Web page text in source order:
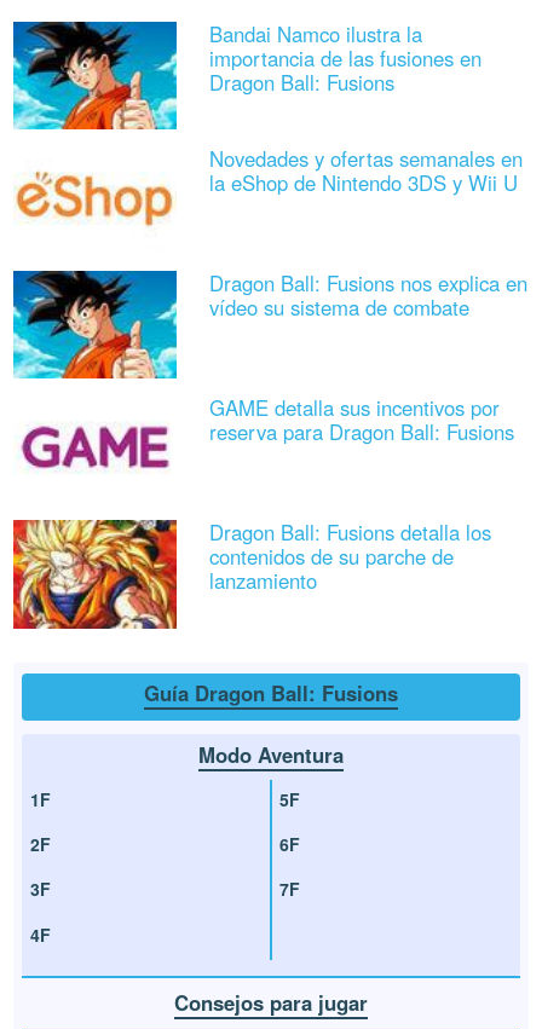
Bandai Namco ilustra la
importancia de las fusiones en
Dragon Ball: Fusions
Novedades y ofertas semanales en
la eShop de Nintendo 3DS y Wii U
Dragon Ball: Fusions nos explica en
vídeo su sistema de combate
GAME detalla sus incentivos por
reserva para Dragon Ball: Fusions
Dragon Ball: Fusions detalla los
contenidos de su parche de
lanzamiento
Guía Dragon Ball: Fusions
Modo Aventura
1F
2F
3F
4F
5F
6F
7F
Consejos para jugar